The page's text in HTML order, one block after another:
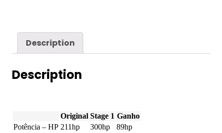
211hp
quantityDescription
Description
Original Stage 1 Ganho
Potência – HP 211hp 300hp
89hp